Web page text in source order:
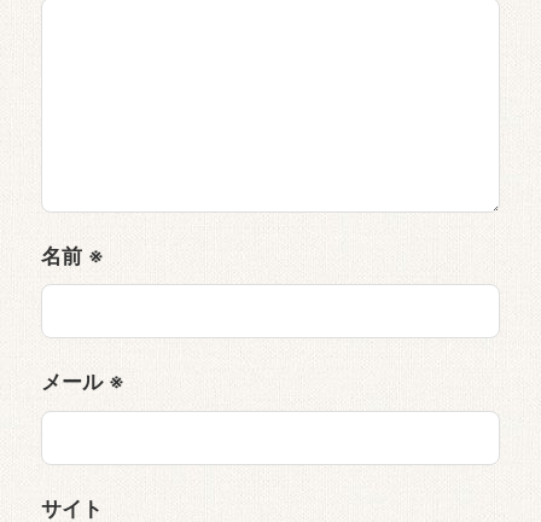
名前 ※
メール ※
サイト